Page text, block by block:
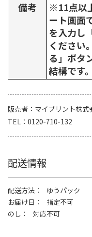
備考
※11点以
ート画面
を入力し
ください
る」ボタ
結構です。
販売者
マイプリント株式
TEL
0120-710-132
配送情報
配送方法
ゆうパック
お届け日
指定不可
のし
対応不可